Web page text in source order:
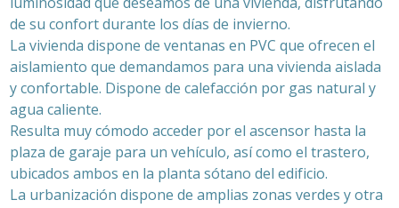
de su confort durante los días de invierno.
La vivienda dispone de ventanas en PVC que ofrecen el
aislamiento que demandamos para una vivienda aislada
y confortable. Dispone de calefacción por gas natural y
agua caliente.
Resulta muy cómodo acceder por el ascensor hasta la
plaza de garaje para un vehículo, así como el trastero,
ubicados ambos en la planta sótano del edificio.
La urbanización dispone de amplias zonas verdes y otra